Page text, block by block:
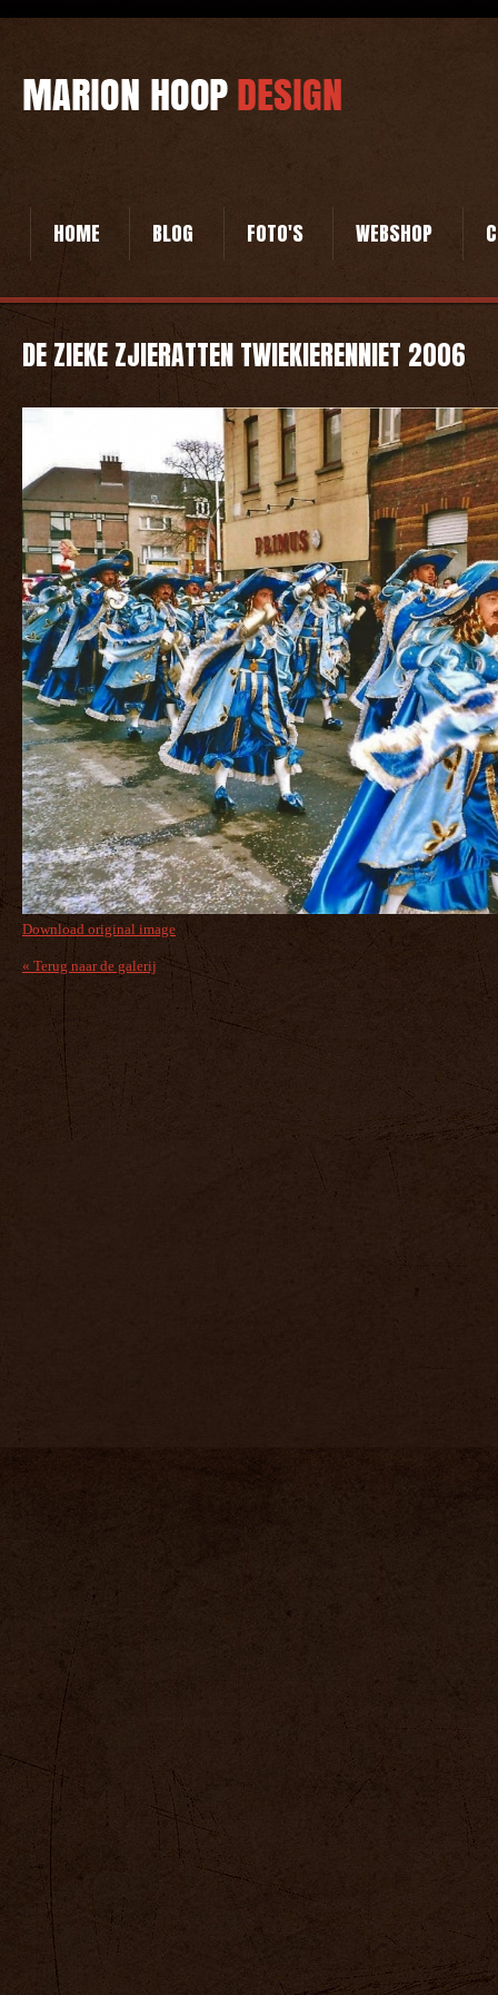
HOME BLOG FOTO'S WEBSHOP
DE ZIEKE ZJIERATTEN TWIEKIERENNIET 2006
Download original image
« Terug naar de galerij